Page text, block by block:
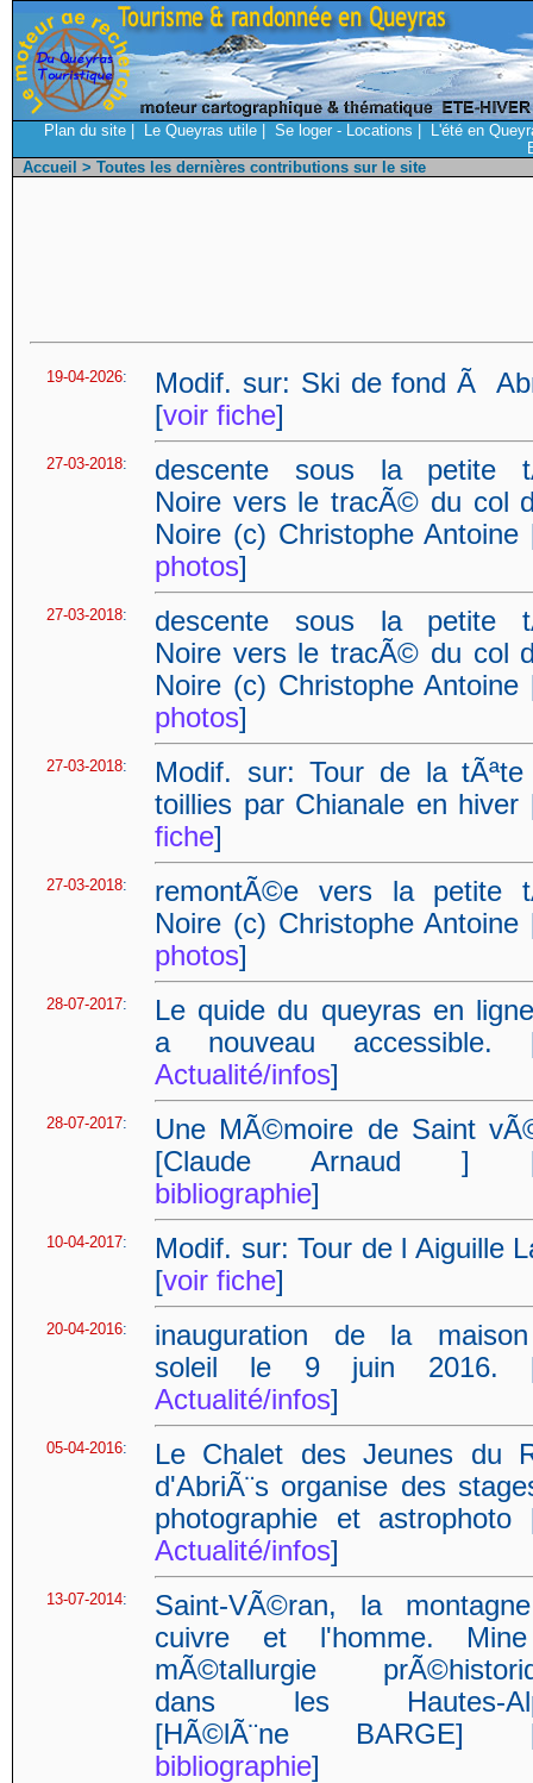
Plan du site Le Queyras utile Se loger - Locations
L'été en
Accueil > Toutes les dernières contributions sur le site
19-04-2026:
Modif. sur: Ski de fond Ã
[voir fiche]
27-03-2018:
descente sous la petite
Noire vers le tracÃ© du col
Noire (c) Christophe Antoine
photos]
27-03-2018:
descente sous la petite
Noire vers le tracÃ© du col
Noire (c) Christophe Antoine
photos]
27-03-2018:
Modif. sur: Tour de la tÃªte
toillies par Chianale en hiver
fiche]
27-03-2018:
remontÃ©e vers la petite
Noire (c) Christophe Antoine
photos]
28-07-2017:
Le quide du queyras en
a nouveau accessible.
Actualité/infos]
28-07-2017:
Une MÃ©moire de Saint
[Claude Arnaud ]
bibliographie]
10-04-2017:
Modif. sur: Tour de l Aiguille
[voir fiche]
20-04-2016:
inauguration de la
soleil le 9 juin 2016.
Actualité/infos]
05-04-2016:
Le Chalet des Jeunes du
d'AbriÃ¨s organise des
photographie et astrophoto
Actualité/infos]
13-07-2014:
Saint-VÃ©ran, la
cuivre et l'homme.
mÃ©tallurgie
dans les Hautes-
[HÃ©lÃ¨ne BARGE]
bibliographie]